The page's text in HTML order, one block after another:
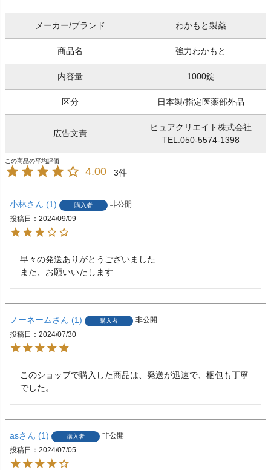
メーカー/ブランド わかもと製薬
商品名 強力わかもと
内容量 1000錠
区分 日本製/指定医薬部外品
広告文責
ピュアクリエイト株式会社
TEL:050-5574-1398
4.00 3
小林 1 購入者
非公開
投稿日
2024/09/09
早々の発送ありがとうございました
また、お願いいたします
ノーネーム 1 購入者
非公開
投稿日
2024/07/30
このショップで購入した商品は、発送が迅速で、梱包も丁寧
でした。
as 1 購入者
非公開
投稿日
2024/07/05